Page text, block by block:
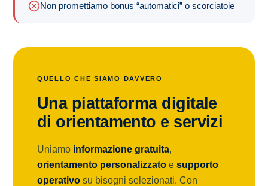
Non promettiamo bonus “automatici” o scorciatoie
QUELLO CHE SIAMO DAVVERO
Una piattaforma digitale
di orientamento e servizi
Uniamo informazione gratuita,
orientamento personalizzato e supporto
operativo su bisogni selezionati. Con